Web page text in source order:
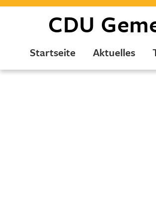
CDU
Startseite Aktuelles